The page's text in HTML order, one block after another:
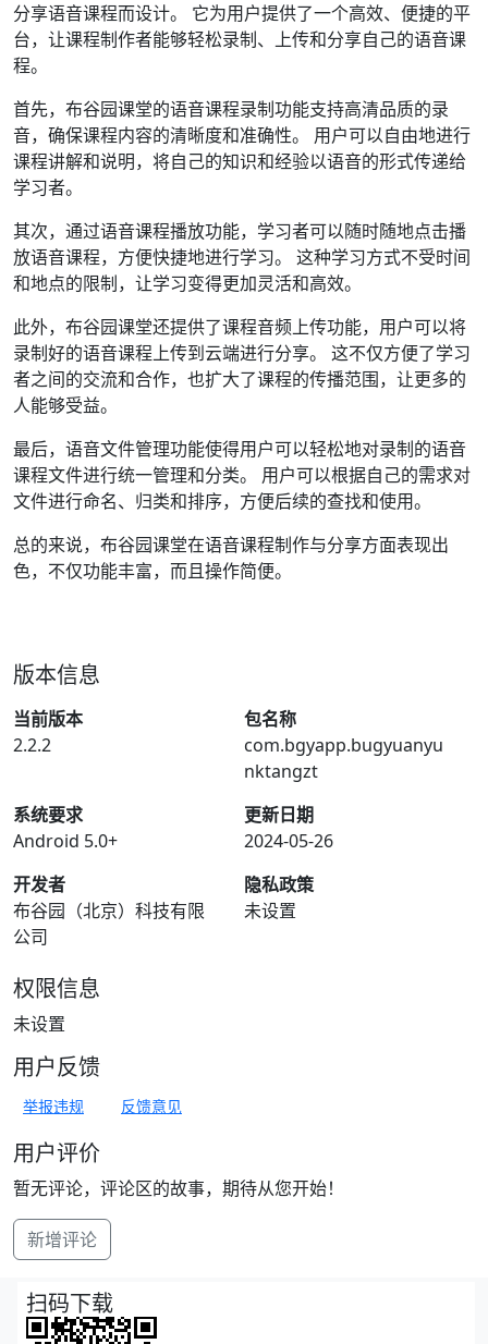
分享语音课程而设计。 它为用户提供了一个高效、便捷的平
台，让课程制作者能够轻松录制、上传和分享自己的语音课
程。
首先，布谷园课堂的语音课程录制功能支持高清品质的录
音，确保课程内容的清晰度和准确性。 用户可以自由地进行
课程讲解和说明，将自己的知识和经验以语音的形式传递给
学习者。
其次，通过语音课程播放功能，学习者可以随时随地点击播
放语音课程，方便快捷地进行学习。 这种学习方式不受时间
和地点的限制，让学习变得更加灵活和高效。
此外，布谷园课堂还提供了课程音频上传功能，用户可以将
录制好的语音课程上传到云端进行分享。 这不仅方便了学习
者之间的交流和合作，也扩大了课程的传播范围，让更多的
人能够受益。
最后，语音文件管理功能使得用户可以轻松地对录制的语音
课程文件进行统一管理和分类。 用户可以根据自己的需求对
文件进行命名、归类和排序，方便后续的查找和使用。
总的来说，布谷园课堂在语音课程制作与分享方面表现出
色，不仅功能丰富，而且操作简便。
版本信息
当前版本
2.2.2
包名称
com.bgyapp.bugyuanyu
nktangzt
系统要求
Android 5.0+
更新日期
2024-05-26
开发者
布谷园（北京）科技有限
公司
隐私政策
未设置
权限信息
未设置
用户反馈
举报违规 反馈意见
用户评价
暂无评论，评论区的故事，期待从您开始！
新增评论
扫码下载